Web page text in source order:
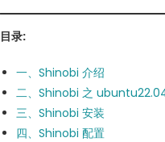
目录:
一、Shinobi 介绍
二、Shinobi 之
三、Shinobi 安装
四、Shinobi 配置